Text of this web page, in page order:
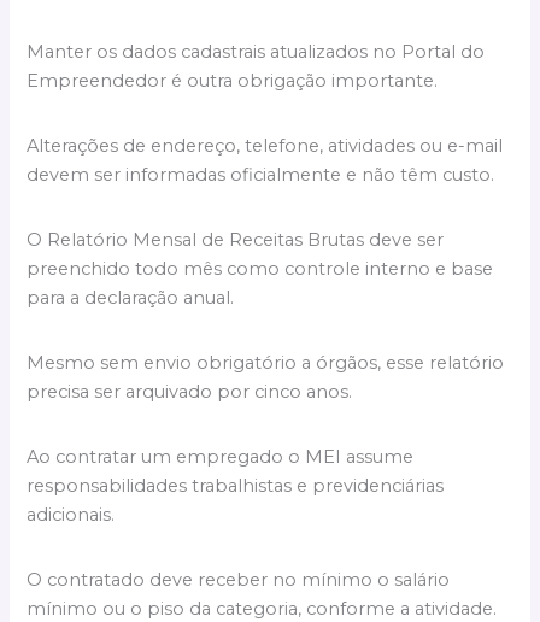
Manter os dados cadastrais atualizados no Portal do
Empreendedor é outra obrigação importante.
Alterações de endereço, telefone, atividades ou e-mail
devem ser informadas oficialmente e não têm custo.
O Relatório Mensal de Receitas Brutas deve ser
preenchido todo mês como controle interno e base
para a declaração anual.
Mesmo sem envio obrigatório a órgãos, esse relatório
precisa ser arquivado por cinco anos.
Ao contratar um empregado o MEI assume
responsabilidades trabalhistas e previdenciárias
adicionais.
O contratado deve receber no mínimo o salário
mínimo ou o piso da categoria, conforme a atividade.